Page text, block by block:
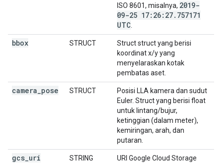
ISO 8601, misalnya, 2019-
09-25 17:26:27. 757171
UTC
bbox STRUCT
Struct struct yang berisi
koordinat x/y yang
menyelaraskan kotak
pembatas aset.
camera pose STRUCT
Posisi LLA kamera dan sudut
Euler. Struct yang berisi float
untuk lintang/bujur,
ketinggian (dalam meter),
kemiringan, arah, dan
putaran.
gcs uri STRING
URI Google Cloud Storage